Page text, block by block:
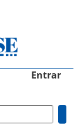
Entrar